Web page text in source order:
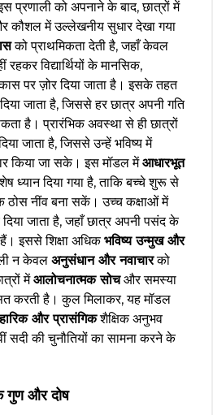
प्रणाली को अपनाने के बाद, छात्रों में
कौशल में उल्लेखनीय सुधार देखा गया
को प्राथमिकता देती है, जहाँ केवल
विद्यार्थियों के मानसिक,
पर ज़ोर दिया जाता है। इसके तहत
जाता है, जिससे हर छात्र अपनी गति
है। प्रारंभिक अवस्था से ही छात्रों
जाता है, जिससे उन्हें भविष्य में
किया जा सके। इस मॉडल मेंआधारभूत
ध्यान दिया गया है, ताकि बच्चे शुरू से
नींव बना सकें। उच्च कक्षाओं में
जाता है, जहाँ छात्र अपनी पसंद के
इससे शिक्षा अधिकभविष्य उन्मुख और
न केवल अनुसंधान और नवाचारको
मेंआलोचनात्मक सोचऔर समस्या
करती है। कुल मिलाकर, यह मॉडल
और प्रासंगिकशैक्षिक अनुभव
सदी की चुनौतियों का सामना करने के
गुण और दोष